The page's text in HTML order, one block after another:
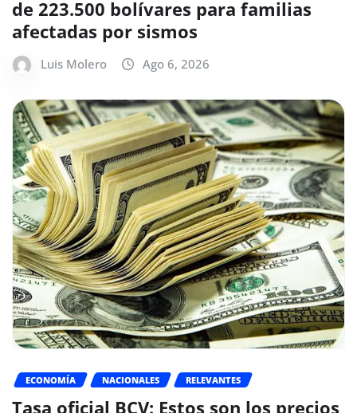
de 223.500 bolívares para familias
afectadas por sismos
Luis Molero Ago 6, 2026
ECONOMÍA NACIONALES RELEVANTES
Tasa oficial BCV: Estos son los precios